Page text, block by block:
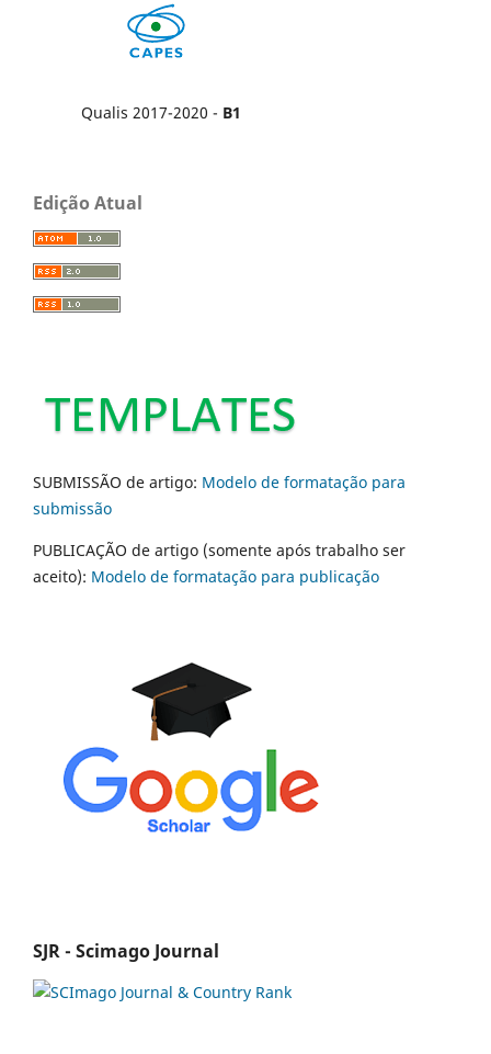
Qualis 2017-2020 - B1
Edição Atual
SUBMISSÃO de artigo: Modelo de formatação para
submissão
PUBLICAÇÃO de artigo (somente após trabalho ser
aceito): Modelo de formatação para publicação
SJR - Scimago Journal